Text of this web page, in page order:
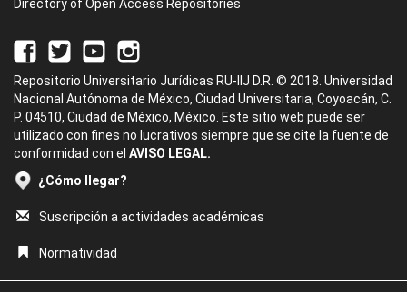
Directory of Open Access Repositories
Repositorio Universitario Jurídicas RU-IIJ D.R. © 2018. Universidad
Nacional Autónoma de México, Ciudad Universitaria, Coyoacán, C.
P. 04510, Ciudad de México, México. Este sitio web puede ser
utilizado con fines no lucrativos siempre que se cite la fuente de
conformidad con el AVISO LEGAL.
¿Cómo llegar?
Suscripción a actividades académicas
Normatividad